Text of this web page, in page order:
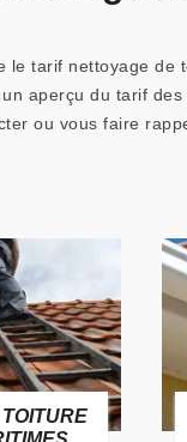
tarif nettoyage
aperçu du tarif
ou vous faire